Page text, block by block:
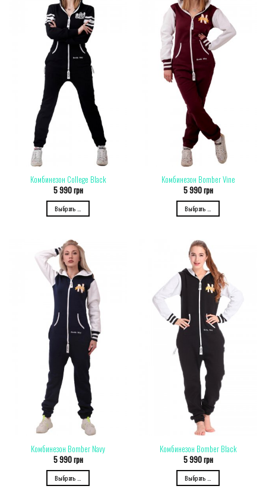
Комбинезон College Black
5 990грн
Выбрать ...
Комбинезон Bomber Vine
5 990грн
Выбрать ...
Комбинезон Bomber Navy
5 990грн
Выбрать ...
Комбинезон Bomber Black
5 990грн
Выбрать ...